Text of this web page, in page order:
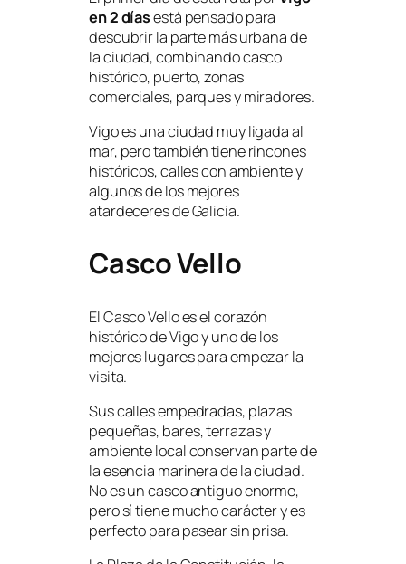
en 2 díasestá pensado para
descubrir la parte más urbana de
la ciudad, combinando casco
histórico, puerto, zonas
comerciales, parques y miradores.
Vigo es una ciudad muy ligada al
mar, pero también tiene rincones
históricos, calles con ambiente y
algunos de los mejores
atardeceres de Galicia.
Casco Vello
El Casco Vello es el corazón
histórico de Vigo y uno de los
mejores lugares para empezar la
visita.
Sus calles empedradas, plazas
pequeñas, bares, terrazas y
ambiente local conservan parte de
la esencia marinera de la ciudad.
No es un casco antiguo enorme,
pero sí tiene mucho carácter y es
perfecto para pasear sin prisa.